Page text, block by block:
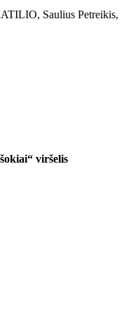
Saulius Petreikis,